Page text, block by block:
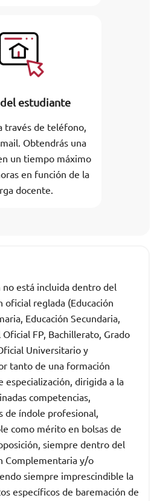
estudiante
través de teléfono,
Obtendrás una
un tiempo máximo
en función de la
docente.
está incluida dentro del
reglada (Educación
Educación Secundaria,
FP, Bachillerato, Grado
Universitario y
tanto de una formación
dirigida a la
competencias,
de índole profesional,
como mérito en bolsas de
siempre dentro del
Complementaria y/o
siempre imprescindible la
específicos de baremación de